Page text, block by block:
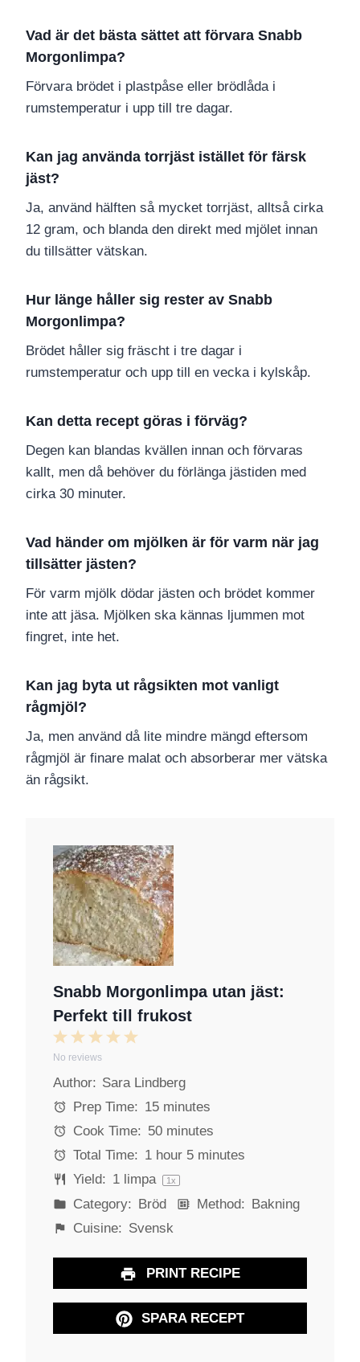
Vad är det bästa sättet att förvara Snabb
Morgonlimpa?
Förvara brödet i plastpåse eller brödlåda i
rumstemperatur i upp till tre dagar.
Kan jag använda torrjäst istället för färsk
jäst?
Ja, använd hälften så mycket torrjäst, alltså cirka
12 gram, och blanda den direkt med mjölet innan
du tillsätter vätskan.
Hur länge håller sig rester av Snabb
Morgonlimpa?
Brödet håller sig fräscht i tre dagar i
rumstemperatur och upp till en vecka i kylskåp.
Kan detta recept göras i förväg?
Degen kan blandas kvällen innan och förvaras
kallt, men då behöver du förlänga jästiden med
cirka 30 minuter.
Vad händer om mjölken är för varm när jag
tillsätter jästen?
För varm mjölk dödar jästen och brödet kommer
inte att jäsa. Mjölken ska kännas ljummen mot
fingret, inte het.
Kan jag byta ut rågsikten mot vanligt
rågmjöl?
Ja, men använd då lite mindre mängd eftersom
rågmjöl är finare malat och absorberar mer vätska
än rågsikt.
Snabb Morgonlimpa utan jäst:
Perfekt till frukost
5
t
r
4
t
a
r
s
3
t
a
r
s
2
S
t
a
r
s
1
S
t
a
No reviews
Author: Sara Lindberg
Prep Time: 15 minutes
Cook Time: 50 minutes
Total Time: 1 hour 5 minutes
Yield: 1limpa 1x
Category: Bröd Method: Bakning
Cuisine: Svensk
PRINT RECIPE
SPARA RECEPT